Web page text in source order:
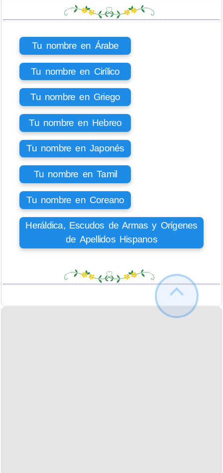
Tu nombre en Árabe
Tu nombre en Cirílico
Tu nombre en Griego
Tu nombre en Hebreo
Tu nombre en Japonés
Tu nombre en Tamil
Tu nombre en Coreano
Heráldica, Escudos de Armas y Orígenes
de Apellidos Hispanos